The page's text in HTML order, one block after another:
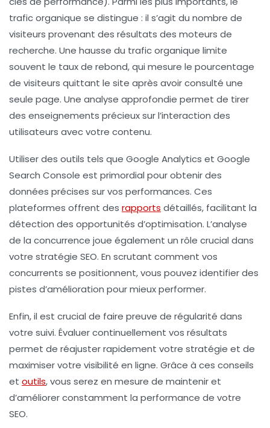
trafic organique se distingue : il s’agit du nombre de
visiteurs provenant des résultats des moteurs de
recherche. Une hausse du trafic organique limite
souvent le taux de rebond, qui mesure le pourcentage
de visiteurs quittant le site après avoir consulté une
seule page. Une analyse approfondie permet de tirer
des enseignements précieux sur l’interaction des
utilisateurs avec votre contenu.
Utiliser des outils tels que Google Analytics et Google
Search Console est primordial pour obtenir des
données précises sur vos performances. Ces
plateformes offrent des rapports détaillés, facilitant la
détection des opportunités d’optimisation. L’analyse
de la concurrence joue également un rôle crucial dans
votre stratégie SEO. En scrutant comment vos
concurrents se positionnent, vous pouvez identifier des
pistes d’amélioration pour mieux performer.
Enfin, il est crucial de faire preuve de régularité dans
votre suivi. Évaluer continuellement vos résultats
permet de réajuster rapidement votre stratégie et de
maximiser votre visibilité en ligne. Grâce à ces conseils
et outils, vous serez en mesure de maintenir et
d’améliorer constamment la performance de votre
SEO.